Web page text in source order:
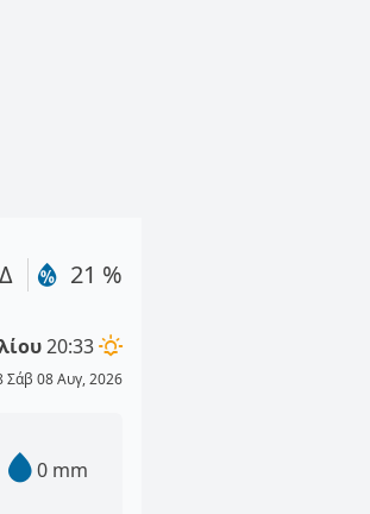
21 %
20:33
Σάβ 08 Αυγ, 2026
0 mm